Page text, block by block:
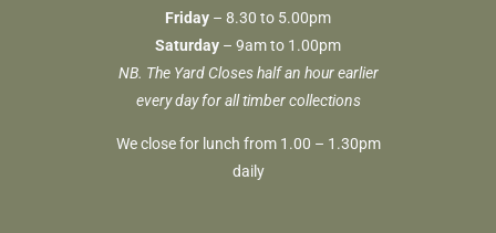
Friday – 8.30 to 5.00pm
Saturday – 9am to 1.00pm
NB. The Yard Closes half an hour earlier
every day for all timber collections
We close for lunch from 1.00 – 1.30pm
daily